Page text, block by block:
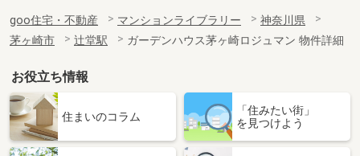
goo住宅・不動産 マンションライブラリー
神奈川県
茅ヶ崎市
辻堂駅 ガーデンハウス茅ヶ崎ロジュマン 物件詳細
お役立ち情報
住まいのコラム
「住みたい街」
を見つけよう